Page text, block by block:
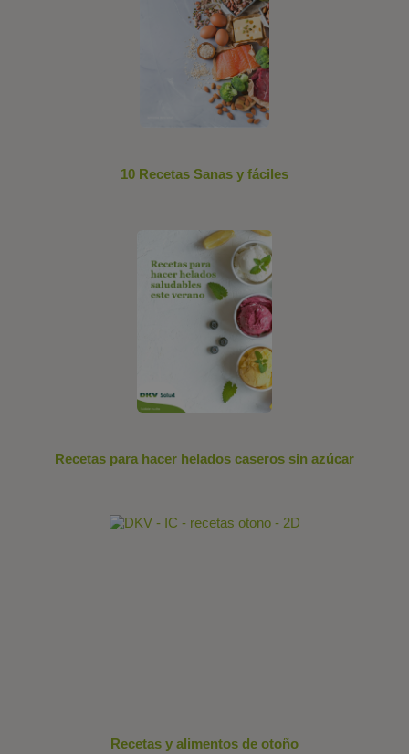
10 Recetas Sanas y fáciles
Recetas para hacer helados caseros sin azúcar
Recetas y alimentos de otoño